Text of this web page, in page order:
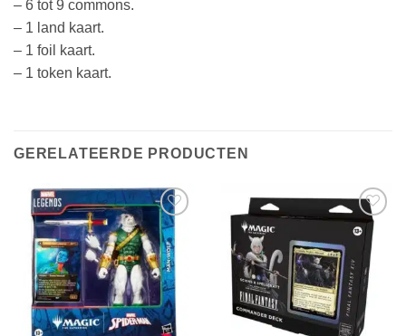
– 6 tot 9 commons.
– 1 land kaart.
– 1 foil kaart.
– 1 token kaart.
GERELATEERDE PRODUCTEN